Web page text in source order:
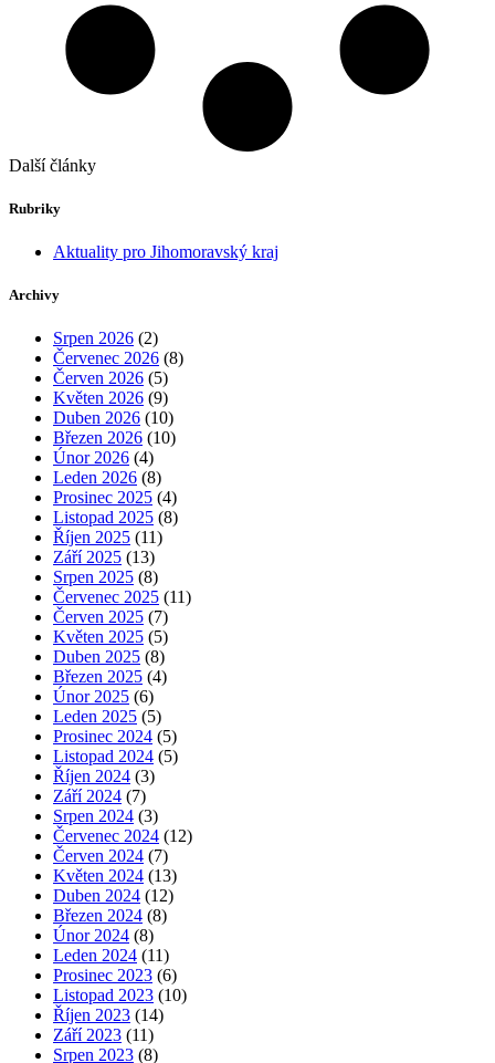
Další články
Rubriky
Aktuality pro Jihomoravský kraj
Archivy
Srpen 2026 (2)
Červenec 2026 (8)
Červen 2026 (5)
Květen 2026 (9)
Duben 2026 (10)
Březen 2026 (10)
Únor 2026 (4)
Leden 2026 (8)
Prosinec 2025 (4)
Listopad 2025 (8)
Říjen 2025 (11)
Září 2025 (13)
Srpen 2025 (8)
Červenec 2025 (11)
Červen 2025 (7)
Květen 2025 (5)
Duben 2025 (8)
Březen 2025 (4)
Únor 2025 (6)
Leden 2025 (5)
Prosinec 2024 (5)
Listopad 2024 (5)
Říjen 2024 (3)
Září 2024 (7)
Srpen 2024 (3)
Červenec 2024 (12)
Červen 2024 (7)
Květen 2024 (13)
Duben 2024 (12)
Březen 2024 (8)
Únor 2024 (8)
Leden 2024 (11)
Prosinec 2023 (6)
Listopad 2023 (10)
Říjen 2023 (14)
Září 2023 (11)
Srpen 2023 (8)